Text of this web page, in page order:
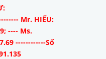
Mr. HIẾU:
---- Ms.
------------Số